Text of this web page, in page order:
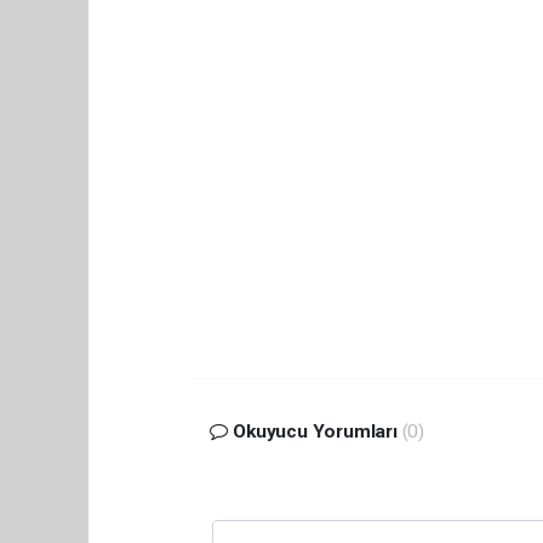
Okuyucu Yorumları (0)